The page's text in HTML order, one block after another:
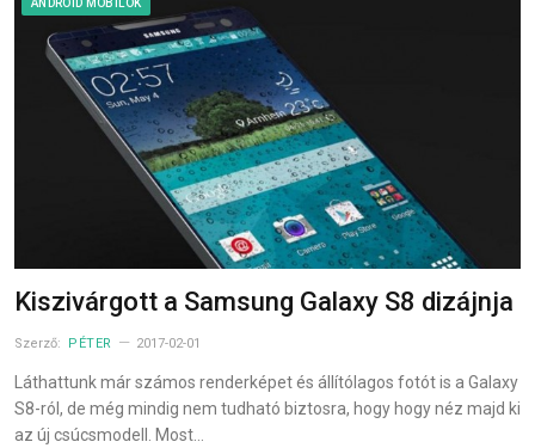
Kiszivárgott a Samsung Galaxy S8 dizájnja
Szerző: PÉTER 2017-02-01
Láthattunk már számos renderképet és állítólagos fotót is a Galaxy
S8-ról, de még mindig nem tudható biztosra, hogy hogy néz majd ki
az új csúcsmodell. Most…